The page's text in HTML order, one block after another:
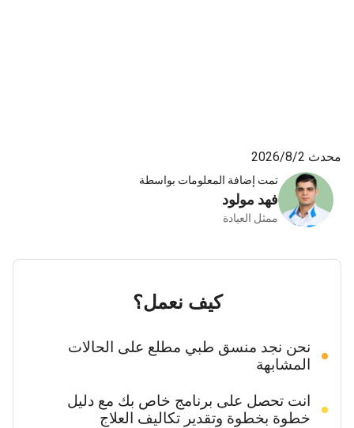
تمت إضافة المعلومات بواسطة
فهد مولود
ممثل العيادة
محدث 2‏/8‏/2026
كيف نعمل؟
نحن نجد منسق طبي مطلع على الحالات
المشابهة
انت تحصل على برنامج خاص بك مع دليل
خطوة بخطوة وتقدير تكاليف العلاج